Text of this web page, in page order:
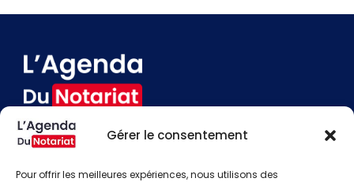
Gérer le consentement
Pour offrir les meilleures expériences, nous utilisons des
Contact